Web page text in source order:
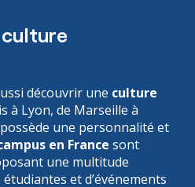
découvrir une culture
à Lyon, de Marseille à
une personnalité et
en France sont
une multitude
étudiantes et d’événements